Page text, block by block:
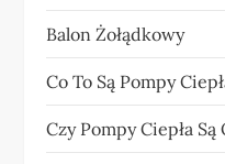
Balon Żołądkowy
Co To Są Pompy
Czy Pompy Ciepła Są